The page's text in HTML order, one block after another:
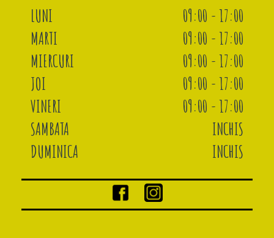
LUNI
09:00 - 17:00
MARTI
09:00 - 17:00
MIERCURI
09:00 - 17:00
JOI
09:00 - 17:00
VINERI
09:00 - 17:00
SAMBATA
INCHIS
DUMINICA
INCHIS